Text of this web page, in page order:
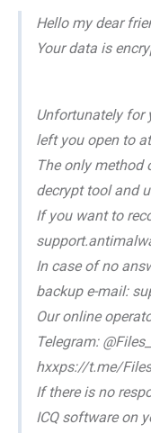
Hello my dear
Your data is
Unfortunately for
left you open to
The only method
decrypt tool and
If you want to
In case of no
backup e-mail:
Our online
Telegram:
hxxps://t.me/
If there is no
ICQ software on